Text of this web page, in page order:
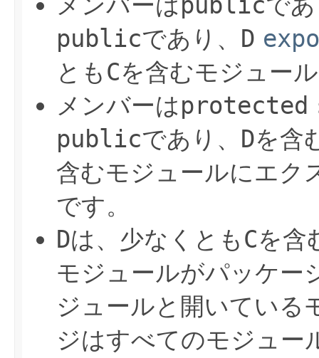
publicであり、 D
とも Cを含むモジュー
メンバーはprotected
publicであり、 Dを含
含むモジュールにエク
です。
Dは、少なくとも Cを含
モジュールがパッケー
ジュールと開いている
ジはすべてのモジュー